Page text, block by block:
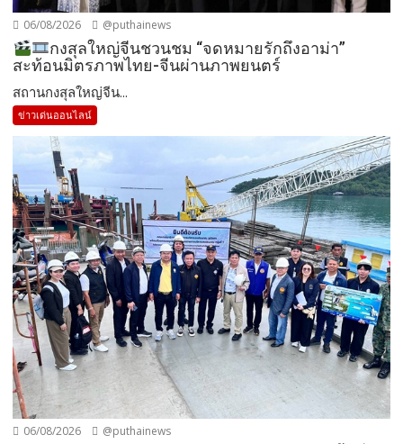
06/08/2026 @puthainews
กงสุลใหญ่จีนชวนชม “จดหมายรักถึงอาม่า”
สะท้อนมิตรภาพไทย-จีนผ่านภาพยนตร์
สถานกงสุลใหญ่จีน...
ข่าวเด่นออนไลน์
06/08/2026 @puthainews